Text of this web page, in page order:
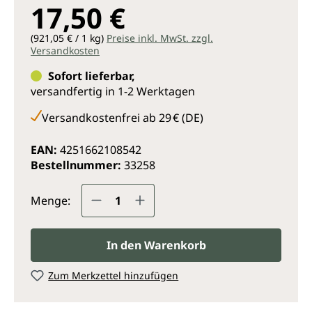
17,50 €
(921,05 € / 1 kg) Preise inkl. MwSt. zzgl.
Versandkosten
Sofort lieferbar,
versandfertig in 1-2 Werktagen
Versandkostenfrei ab 29 € (DE)
EAN: 4251662108542
Bestellnummer: 33258
Menge: Produkt Anzahl: Gib den
In den Warenkorb
Zum Merkzettel hinzufügen